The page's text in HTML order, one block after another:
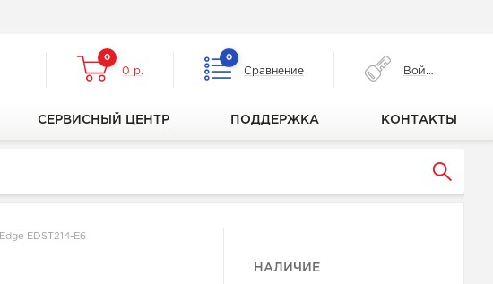
0
0 р.
0
Сравнение Войти
СЕРВИСНЫЙ ЦЕНТР ПОДДЕРЖКА КОНТАКТЫ
Edge EDST214-E6
НАЛИЧИЕ